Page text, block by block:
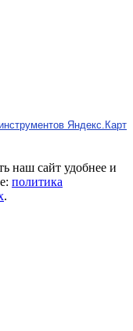
Яндекс.Карт
наш сайт удобнее и
политика
.